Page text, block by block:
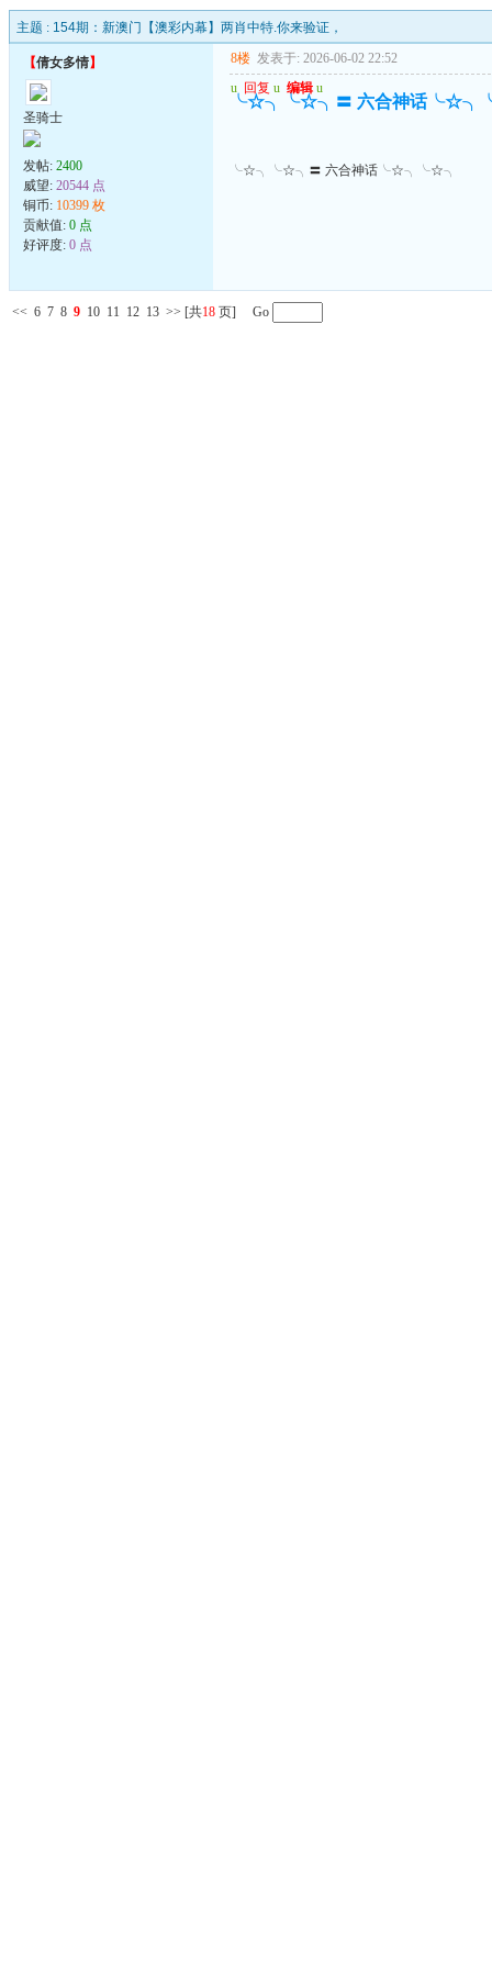
主题 : 154期：新澳门【澳彩内幕】两肖中特.你来验证，
【倩女多情】
圣骑士
发帖: 2400
威望: 20544 点
铜币: 10399 枚
贡献值: 0 点
好评度: 0 点
8楼 发表于: 2026-06-02 22:52
u 回复 u 编辑 u
╰☆╮╰☆╮〓 六合神话
╰☆╮╰☆╮〓 六合神话╰☆╮╰☆╮
<< 6 7 8 9 10 11 12 13 >> [共18 页] Go